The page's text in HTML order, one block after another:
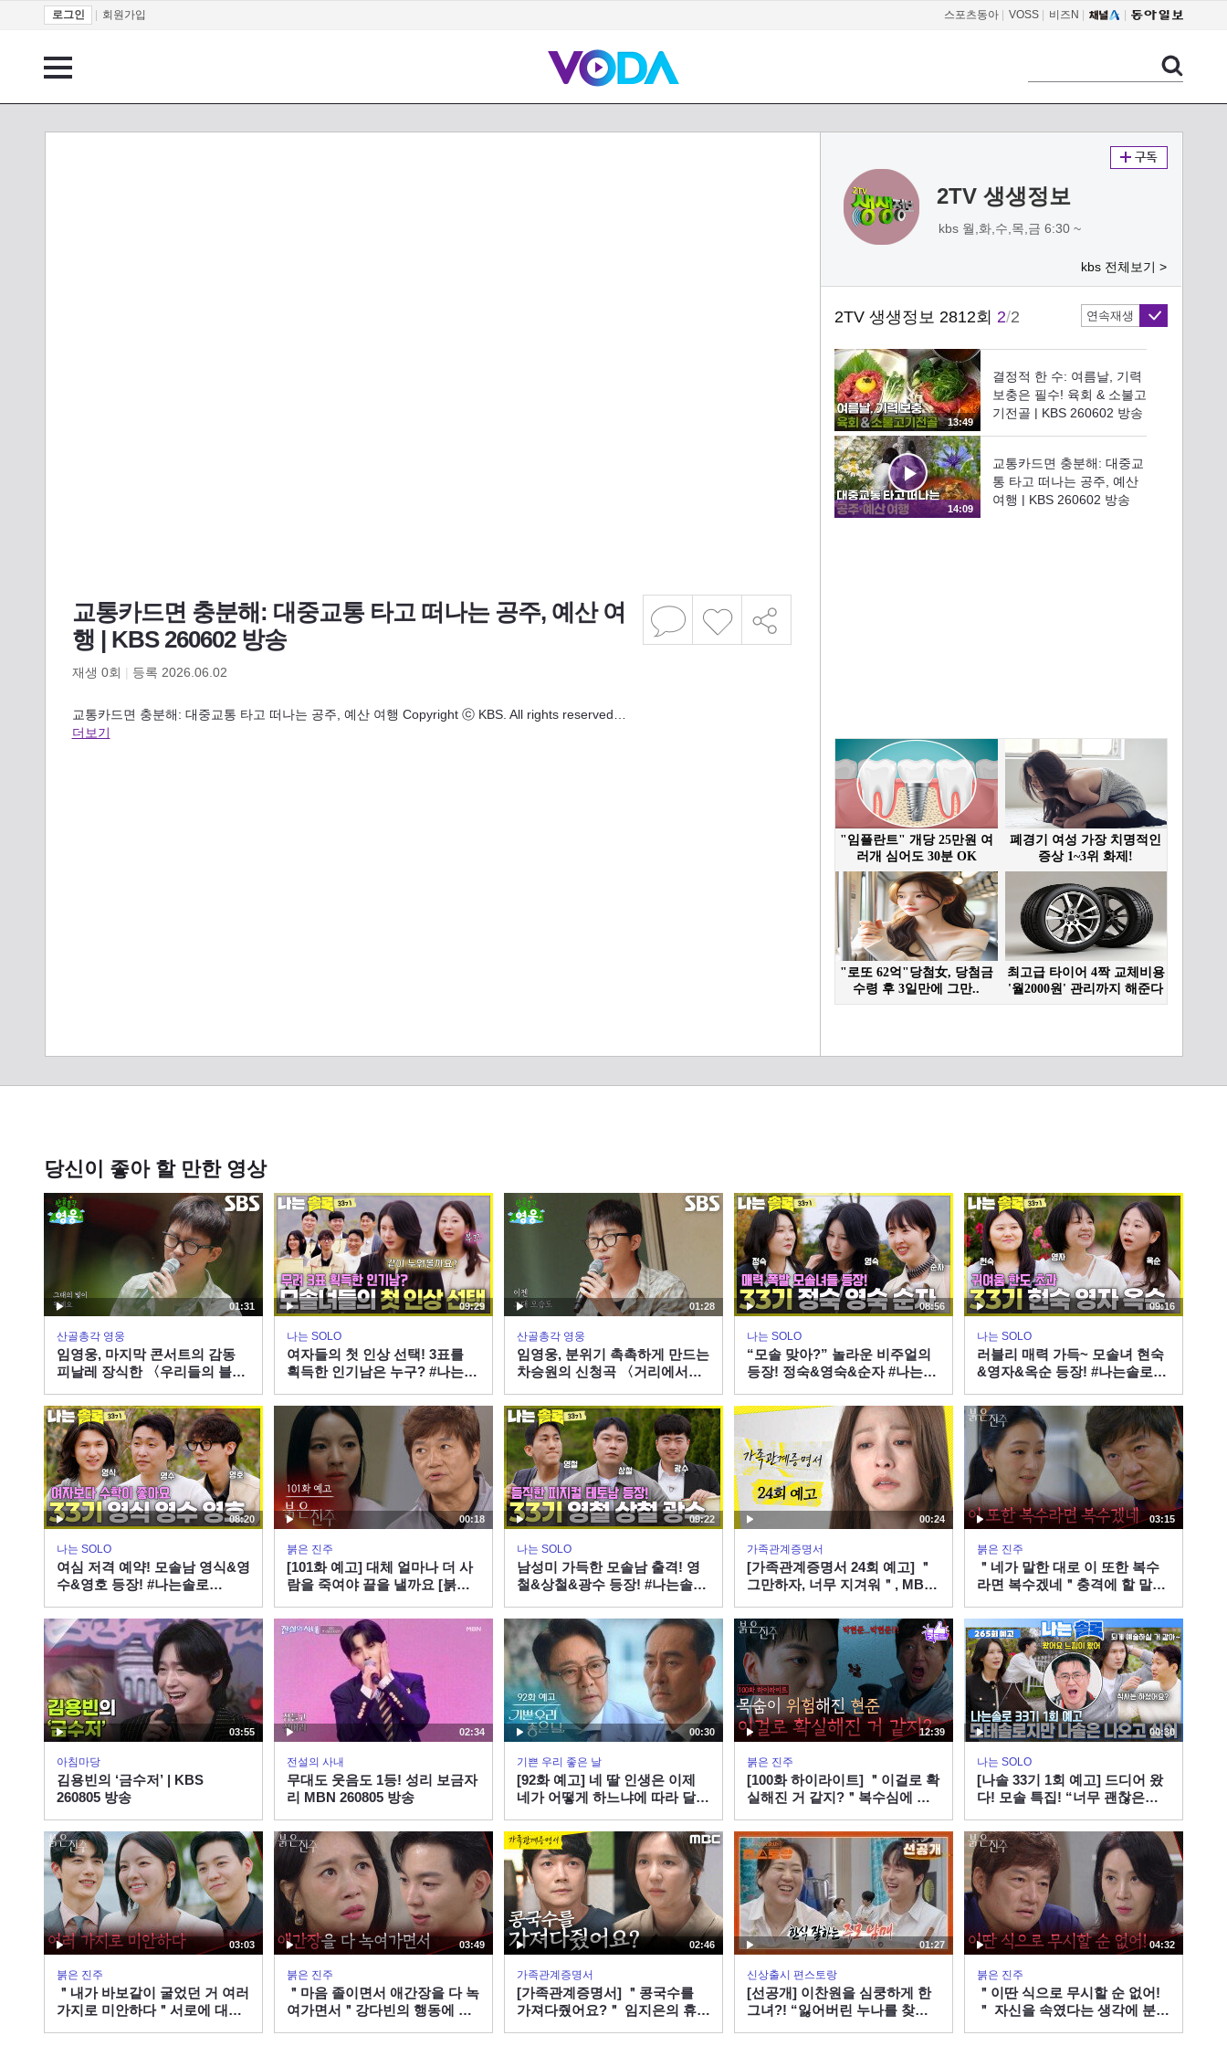
로그인 회원가입 스포츠동아 VOSS 비즈N
교통카드면 충분해: 대중교통 타고 떠나는 공주, 예산 여
행 | KBS 260602 방송
재생 0회 | 등록 2026.06.02
교통카드면 충분해: 대중교통 타고 떠나는 공주, 예산 여행 Copyright ⓒ KBS. All rights reserved…
더보기
2TV 생생정보
kbs 월,화,수,목,금 6:30 ~
kbs 전체보기 >
2TV 생생정보 2812회 2/2 연속재생
13:49
결정적 한 수: 여름날, 기력
보충은 필수! 육회 & 소불고
기전골 | KBS 260602 방송
14:09
교통카드면 충분해: 대중교
통 타고 떠나는 공주, 예산
여행 | KBS 260602 방송
당신이 좋아 할 만한 영상
01:31
산골총각 영웅
임영웅, 마지막 콘서트의 감동
피날레 장식한 〈우리들의 블루
09:29
나는 SOLO
여자들의 첫 인상 선택! 3표를
획득한 인기남은 누구? #나는솔
X ENAㅣ수요일 밤 10시 30분
01:28
산골총각 영웅
임영웅, 분위기 촉촉하게 만드는
차승원의 신청곡 〈거리에서〉
08:56
나는 SOLO
“모솔 맞아?” 놀라운 비주얼의
등장! 정숙&영숙&순자 #나는솔
X ENAㅣ수요일 밤 10시 30분
09:16
나는 SOLO
러블리 매력 가득~ 모솔녀 현숙
&영자&옥순 등장! #나는솔로
ENAㅣ수요일 밤 10시 30분
08:20
나는 SOLO
여심 저격 예약! 모솔남 영식&영
수&영호 등장! #나는솔로
ENAㅣ수요일 밤 10시 30분
00:18
붉은 진주
[101화 예고] 대체 얼마나 더 사
람을 죽여야 끝을 낼까요 [붉은
09:22
나는 SOLO
남성미 가득한 모솔남 출격! 영
철&상철&광수 등장! #나는솔로
ENAㅣ수요일 밤 10시 30분
00:24
가족관계증명서
[가족관계증명서 24회 예고] ＂
그만하자, 너무 지겨워＂, MBC
03:15
붉은 진주
＂네가 말한 대로 이 또한 복수
라면 복수겠네＂충격에 할 말을
260805 방송
03:55
아침마당
김용빈의 ‘금수저’ | KBS
260805 방송
02:34
전설의 사내
무대도 웃음도 1등! 성리 보금자
리 MBN 260805 방송
00:30
기쁜 우리 좋은 날
[92화 예고] 네 딸 인생은 이제
네가 어떻게 하느냐에 따라 달린
방송
12:39
붉은 진주
[100화 하이라이트] ＂이걸로 확
실해진 거 같지?＂복수심에 눈
진 강다빈 [붉은 진주] | KBS
260805 방송
00:30
나는 SOLO
[나솔 33기 1회 예고] 드디어 왔
다! 모솔 특집! “너무 괜찮은데?
개봉박두! #나는솔로 EP.265ㅣ
SBS PLUS X ENAㅣ수요일 밤
03:03
붉은 진주
＂내가 바보같이 굴었던 거 여러
가지로 미안하다＂서로에 대한
03:49
붉은 진주
＂마음 졸이면서 애간장을 다 녹
여가면서＂강다빈의 행동에 울
02:46
가족관계증명서
[가족관계증명서] ＂콩국수를
가져다줬어요?＂ 임지은의 휴대
01:27
신상출시 편스토랑
[선공개] 이찬원을 심쿵하게 한
그녀?! “잃어버린 누나를 찾은
04:32
붉은 진주
＂이딴 식으로 무시할 순 없어!
＂ 자신을 속였다는 생각에 분노